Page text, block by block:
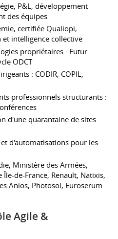
P&L, développement
des équipes
certifiée Qualiopi,
intelligence collective
propriétaires : Futur
ODCT
: CODIR, COPIL,
professionnels structurants :
d'une quarantaine de sites
d'automatisations pour les
Ministère des Armées,
Île-de-France, Renault, Natixis,
Anios, Photosol, Euroserum
Agile &